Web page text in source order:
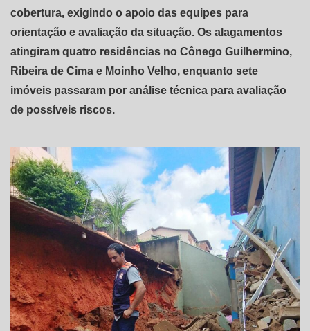
cobertura, exigindo o apoio das equipes para
orientação e avaliação da situação. Os alagamentos
atingiram quatro residências no Cônego Guilhermino,
Ribeira de Cima e Moinho Velho, enquanto sete
imóveis passaram por análise técnica para avaliação
de possíveis riscos.